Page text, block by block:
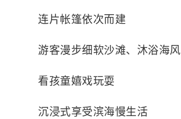
连片帐篷依次而建
游客漫步细软沙滩、沐浴海风
看孩童嬉戏玩耍
沉浸式享受滨海慢生活